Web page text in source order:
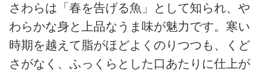
さわらは「春を告げる魚」として知られ、や
わらかな身と上品なうま味が魅力です。寒い
時期を越えて脂がほどよくのりつつも、くど
さがなく、ふっくらとした口あたりに仕上が